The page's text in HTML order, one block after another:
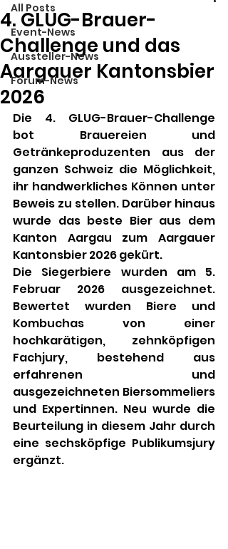
All Posts
Event-News
Aussteller-News
Forum-News
4. GLUG-Brauer-
Challenge und das
Aargauer Kantonsbier
2026
Die 4. GLUG-Brauer-Challenge
bot Brauereien und
Getränkeproduzenten aus der
ganzen Schweiz die Möglichkeit,
ihr handwerkliches Können unter
Beweis zu stellen. Darüber hinaus
wurde das beste Bier aus dem
Kanton Aargau zum Aargauer
Kantonsbier 2026 gekürt.
Die Siegerbiere wurden am 5.
Februar 2026 ausgezeichnet.
Bewertet wurden Biere und
Kombuchas von einer
hochkarätigen, zehnköpfigen
Fachjury, bestehend aus
erfahrenen und
ausgezeichneten Biersommeliers
und Expertinnen. Neu wurde die
Beurteilung in diesem Jahr durch
eine sechsköpfige Publikumsjury
ergänzt.